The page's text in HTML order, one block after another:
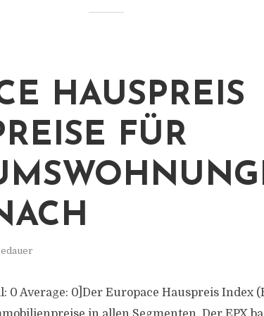
HAUSPREIS
FÜR
0 Average: 0]Der Europace Hauspreis Index